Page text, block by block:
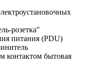
розетка"
питания (PDU)
контактом бытовая